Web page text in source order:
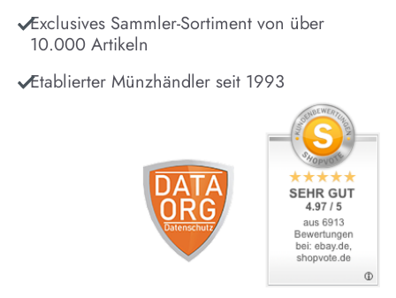
Exclusives Sammler-Sortiment von über
10.000 Artikeln
Etablierter Münzhändler seit 1993